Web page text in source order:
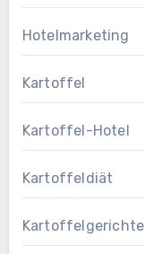
Hotelmarketing
Kartoffel
Kartoffel-Hotel
Kartoffeldiät
Kartoffelgerichte